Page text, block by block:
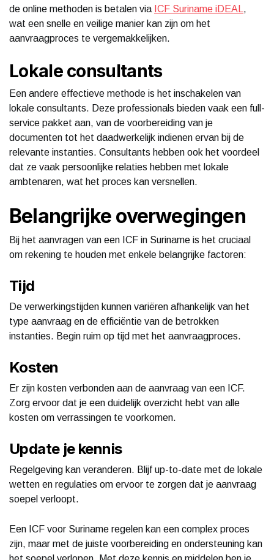
de online methoden is betalen via ICF Suriname iDEAL ,
wat een snelle en veilige manier kan zijn om het
aanvraagproces te vergemakkelijken.
Lokale consultants
Een andere effectieve methode is het inschakelen van
lokale consultants. Deze professionals bieden vaak een full-
service pakket aan, van de voorbereiding van je
documenten tot het daadwerkelijk indienen ervan bij de
relevante instanties. Consultants hebben ook het voordeel
dat ze vaak persoonlijke relaties hebben met lokale
ambtenaren, wat het proces kan versnellen.
Belangrijke overwegingen
Bij het aanvragen van een ICF in Suriname is het cruciaal
om rekening te houden met enkele belangrijke factoren:
Tijd
De verwerkingstijden kunnen variëren afhankelijk van het
type aanvraag en de efficiëntie van de betrokken
instanties. Begin ruim op tijd met het aanvraagproces.
Kosten
Er zijn kosten verbonden aan de aanvraag van een ICF.
Zorg ervoor dat je een duidelijk overzicht hebt van alle
kosten om verrassingen te voorkomen.
Update je kennis
Regelgeving kan veranderen. Blijf up-to-date met de lokale
wetten en regulaties om ervoor te zorgen dat je aanvraag
soepel verloopt.
Een ICF voor Suriname regelen kan een complex proces
zijn, maar met de juiste voorbereiding en ondersteuning kan